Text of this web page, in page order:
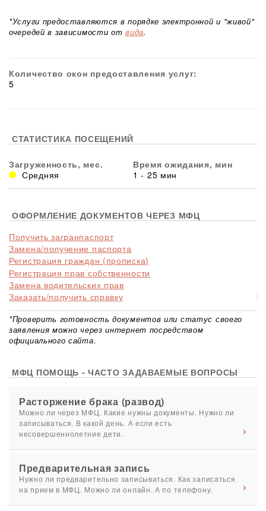
*Услуги предоставляются в порядке электронной и "живой"
очередей в зависимости отвида.
Количество окон предоставления услуг:
5
СТАТИСТИКА ПОСЕЩЕНИЙ
Загруженность, мес.
Средняя
Время ожидания, мин
1 - 25 мин
ОФОРМЛЕНИЕ ДОКУМЕНТОВ ЧЕРЕЗ МФЦ
Получить загранпаспорт
Замена/получение паспорта
Регистрация граждан (прописка)
Регистрация прав собственности
Замена водительских прав
Заказать/получить справку
*Проверить готовность документов или статус своего
заявления можно через интернет посредством
официального сайта.
МФЦ ПОМОЩЬ - ЧАСТО ЗАДАВАЕМЫЕ ВОПРОСЫ
Расторжение брака (развод)
Можно ли через МФЦ. Какие нужны документы. Нужно ли
записываться. В какой день. А если есть
несовершеннолетние дети.
Предварительная запись
Нужно ли предварительно записываться. Как записаться
на прием в МФЦ. Можно ли онлайн. А по телефону.